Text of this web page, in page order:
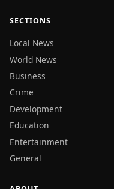
SECTIONS
Local News
World News
Business
Crime
Development
Education
Entertainment
General